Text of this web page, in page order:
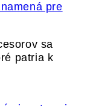
pre
sa
patria k